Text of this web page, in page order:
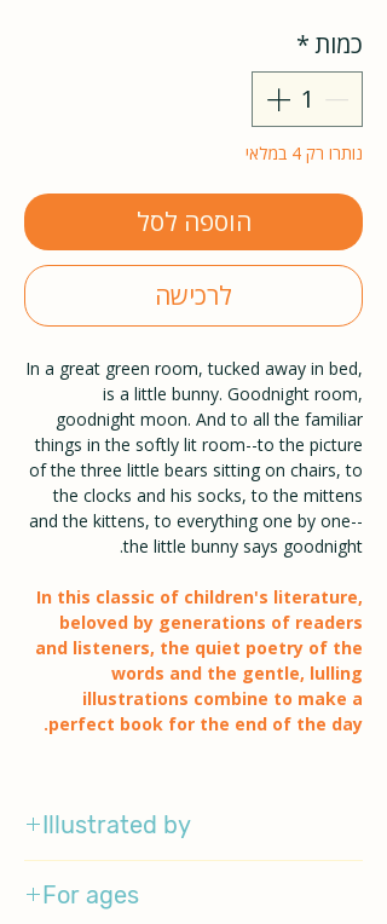
כמות*
נותרו רק 4 במלאי
הוספה לסל
לרכישה
In a great green room, tucked away in bed,
is a little bunny. Goodnight room,
goodnight moon. And to all the familiar
things in the softly lit room--to the picture
of the three little bears sitting on chairs, to
the clocks and his socks, to the mittens
and the kittens, to everything one by one--
the little bunny says goodnight.
In this classic of children's literature,
beloved by generations of readers
and listeners, the quiet poetry of the
words and the gentle, lulling
illustrations combine to make a
perfect book for the end of the day.
Illustrated by
For ages